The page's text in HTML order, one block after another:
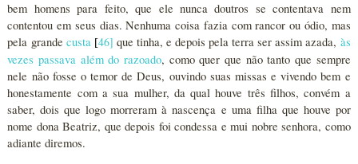
bem homens para feito, que ele nunca doutros se contentava nem
contentou em seus dias. Nenhuma coisa fazia com rancor ou ódio, mas
pela grande custa [46] que tinha, e depois pela terra ser assim azada, às
vezes passava além do razoado, como quer que não tanto que sempre
nele não fosse o temor de Deus, ouvindo suas missas e vivendo bem e
honestamente com a sua mulher, da qual houve três filhos, convém a
saber, dois que logo morreram à nascença e uma filha que houve por
nome dona Beatriz, que depois foi condessa e mui nobre senhora, como
adiante diremos.